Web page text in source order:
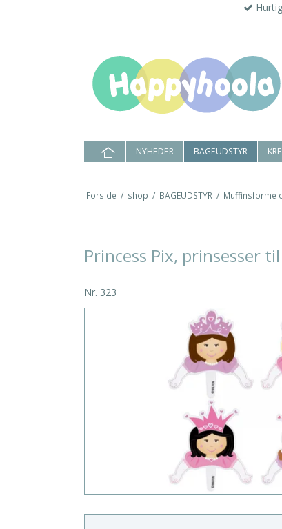
NYHEDER BAGEUDSTYR
Forside / shop / BAGEUDSTYR / Muffinsforme
Princess Pix, prinsesser til
Nr. 323